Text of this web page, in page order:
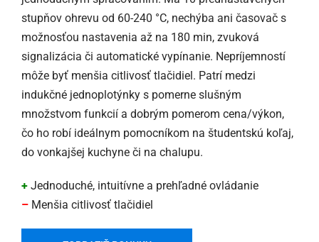
stupňov ohrevu od 60-240 °C, nechýba ani časovač s
možnosťou nastavenia až na 180 min, zvuková
signalizácia či automatické vypínanie. Nepríjemností
môže byť menšia citlivosť tlačidiel. Patrí medzi
indukčné jednoplotýnky s pomerne slušným
množstvom funkcií a dobrým pomerom cena/výkon,
čo ho robí ideálnym pomocníkom na študentskú koľaj,
do vonkajšej kuchyne či na chalupu.
+ Jednoduché, intuitívne a prehľadné ovládanie
– Menšia citlivosť tlačidiel